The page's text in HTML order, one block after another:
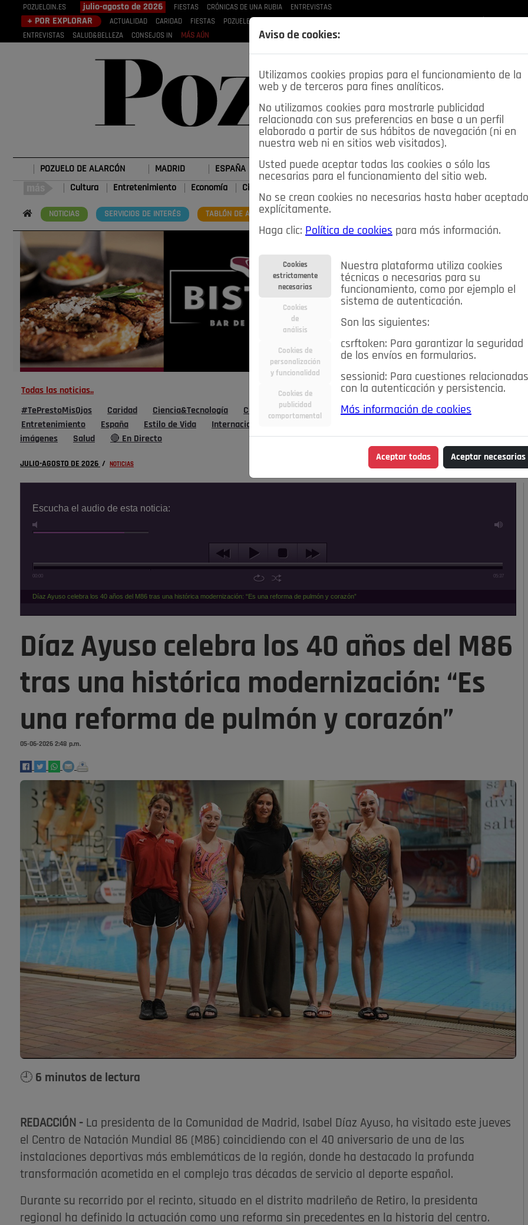
POZUELOIN.ES julio-agosto de 2026 FIESTAS CRÓNICAS DE UNA RUBIA ENTREVISTAS
+ POR EXPLORAR ACTUALIDAD CARIDAD FIESTAS POZUELEROS CRÓNICAS DE
ENTREVISTAS
SALUD&BELLEZA CONSEJOS IN MÁS AÚN
POZUELO DE ALARCÓN MADRID ESPAÑA DEPORTES OPINIÓN IN SALUD 🔴 EN DIRECTO
Cultura Entretenimiento Economía Ciencia&Tecnología
NOTICIAS SERVICIOS DE INTERÉS TABLÓN DE ANUNCIOS MIS ANUNCIOS
Todas las noticias..
#TePrestoMisOjos Caridad Ciencia&Tecnología Cultura Deportes Economía
Educación
Entretenimiento
España Estilo de Vida Internacional
imágenes
Salud 🔴 En Directo
JULIO-AGOSTO DE 2026 / NOTICIAS
Escucha el audio de esta noticia:
00:00 05:37
Díaz Ayuso celebra los 40 años del M86 tras una histórica modernización: “Es una reforma de pulmón y corazón”
Díaz Ayuso celebra los 40 años del M86
tras una histórica modernización: “Es
una reforma de pulmón y corazón”
05-06-2026 2:48 p.m.
🕘 6 minutos de lectura
REDACCIÓN - La presidenta de la Comunidad de Madrid, Isabel Díaz Ayuso, ha visitado este jueves
el Centro de Natación Mundial 86 (M86) coincidiendo con el 40 aniversario de una de las
instalaciones deportivas más emblemáticas de la región, donde ha destacado la profunda
transformación acometida en el complejo tras décadas de servicio al deporte español.
Durante su recorrido por el recinto, situado en el distrito madrileño de Retiro, la presidenta
regional ha definido la actuación como una reforma sin precedentes en la historia del centro.
Aviso de cookies:
Utilizamos cookies propias para el funcionamiento de la
web y de terceros para fines analíticos.
No utilizamos cookies para mostrarle publicidad
relacionada con sus preferencias en base a un perfil
elaborado a partir de sus hábitos de navegación (ni en
nuestra web ni en sitios web visitados).
Usted puede aceptar todas las cookies o sólo las
necesarias para el funcionamiento del sitio web.
No se crean cookies no necesarias hasta haber aceptado
explícitamente.
Haga clic: Política de cookies para más información.
Cookies
estrictamente
necesarias
Cookies
de
análisis
Cookies de
personalización
y funcionalidad
Cookies de
publicidad
comportamental
Nuestra plataforma utiliza cookies
técnicas o necesarias para su
funcionamiento, como por ejemplo el
sistema de autenticación.
Son las siguientes:
csrftoken: Para garantizar la seguridad
de los envíos en formularios.
sessionid: Para cuestiones relacionadas
con la autenticación y persistencia.
Más información de cookies
Aceptar todas Aceptar necesarias